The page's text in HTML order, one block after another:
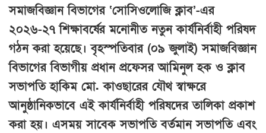
সমাজবিজ্ঞান বিভাগের ‘সোসিওলোজি ক্লাব’-এর
২০২৬-২৭ শিক্ষাবর্ষের মনোনীত নতুন কার্যনির্বাহী পরিষদ
গঠন করা হয়েছে। বৃহস্পতিবার (০৯ জুলাই) সমাজবিজ্ঞান
বিভাগের বিভাগীয় প্রধান প্রফেসর আমিনুল হক ও ক্লাব
সভাপতি হাকিম মো. কাওছারের যৌথ স্বাক্ষরে
আনুষ্ঠানিকভাবে এই কার্যনির্বাহী পরিষদের তালিকা প্রকাশ
করা হয়। এসময় সাবেক সভাপতি বর্তমান সভাপতি এবং